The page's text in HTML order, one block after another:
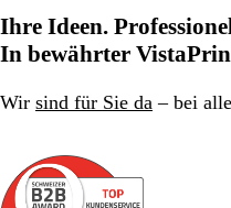
Ihre Ideen.
In bewährter
Wir sind für Sie da – bei